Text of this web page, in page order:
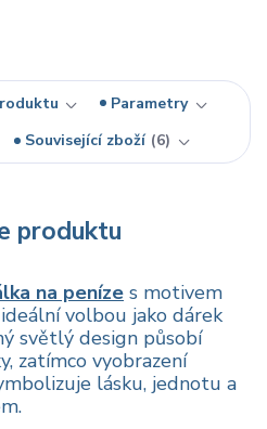
Parametry
Související zboží 6
produktu
na peníze s motivem
volbou jako dárek
světlý design působí
zatímco vyobrazení
lásku, jednotu a